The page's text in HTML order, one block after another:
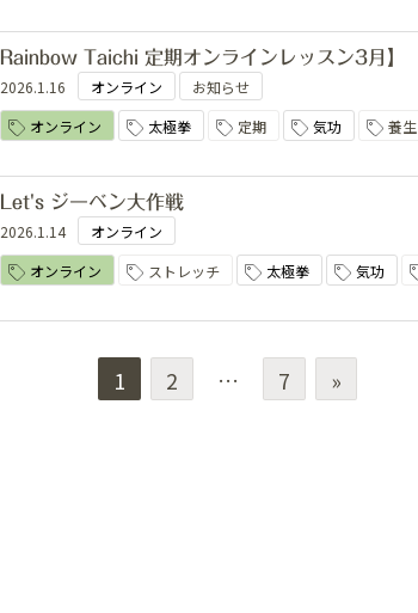
Rainbow Taichi 定期オンラインレッスン3月】
2026.1.16 オンライン
お知らせ
オンライン
太極拳 定期 気功 養生
Let's ジーベン大作戦
2026.1.14
オンライン
オンライン
ストレッチ 太極拳 気功
1 2 … 7 »